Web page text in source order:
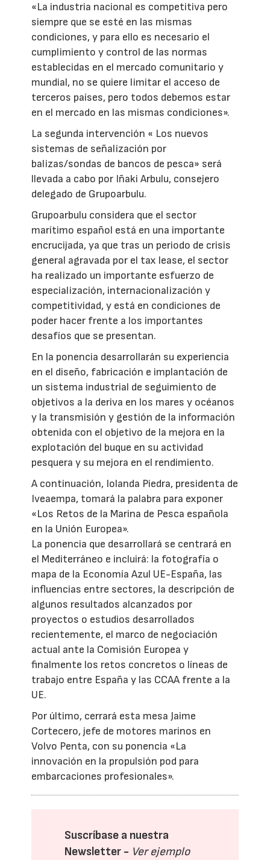
«La industria nacional es competitiva pero
siempre que se esté en las mismas
condiciones, y para ello es necesario el
cumplimiento y control de las normas
establecidas en el mercado comunitario y
mundial, no se quiere limitar el acceso de
terceros países, pero todos debemos estar
en el mercado en las mismas condiciones».
La segunda intervención « Los nuevos
sistemas de señalización por
balizas/sondas de bancos de pesca» será
llevada a cabo por Iñaki Arbulu, consejero
delegado de Grupoarbulu.
Grupoarbulu considera que el sector
marítimo español está en una importante
encrucijada, ya que tras un periodo de crisis
general agravada por el tax lease, el sector
ha realizado un importante esfuerzo de
especialización, internacionalización y
competitividad, y está en condiciones de
poder hacer frente a los importantes
desafíos que se presentan.
En la ponencia desarrollarán su experiencia
en el diseño, fabricación e implantación de
un sistema industrial de seguimiento de
objetivos a la deriva en los mares y océanos
y la transmisión y gestión de la información
obtenida con el objetivo de la mejora en la
explotación del buque en su actividad
pesquera y su mejora en el rendimiento.
A continuación, Iolanda Piedra, presidenta de
Iveaempa, tomará la palabra para exponer
«Los Retos de la Marina de Pesca española
en la Unión Europea».
La ponencia que desarrollará se centrará en
el Mediterráneo e incluirá: la fotografía o
mapa de la Economía Azul UE-España, las
influencias entre sectores, la descripción de
algunos resultados alcanzados por
proyectos o estudios desarrollados
recientemente, el marco de negociación
actual ante la Comisión Europea y
finalmente los retos concretos o líneas de
trabajo entre España y las CCAA frente a la
UE.
Por último, cerrará esta mesa Jaime
Cortecero, jefe de motores marinos en
Volvo Penta, con su ponencia «La
innovación en la propulsión pod para
embarcaciones profesionales».
Suscríbase a nuestra
Newsletter - Ver ejemplo